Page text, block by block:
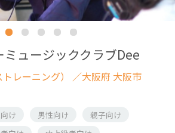
ミュージッククラブDee
レーニング） ／大阪府 大阪市
け 男性向け
親子向け